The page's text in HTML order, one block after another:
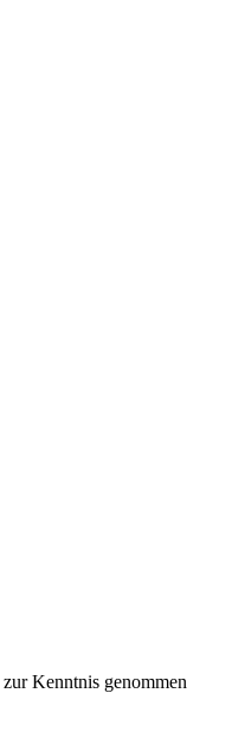
zur Kenntnis genommen